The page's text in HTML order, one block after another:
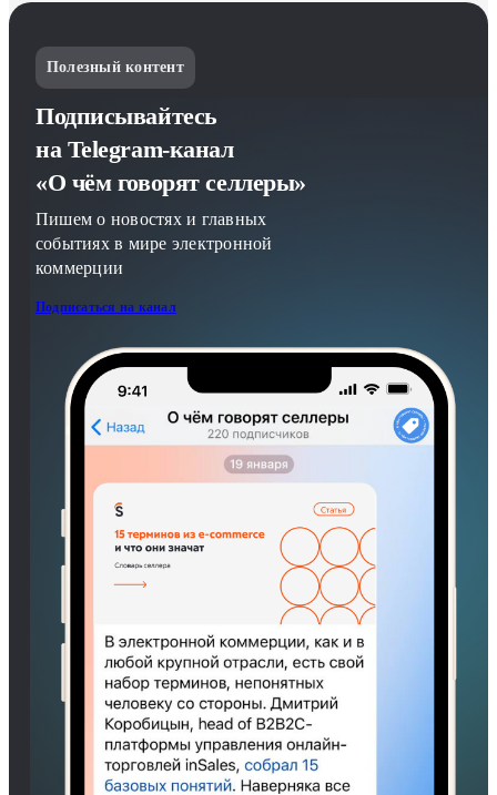
Полезный контент
Подписывайтесь
на Telegram-канал
«О чём говорят селлеры»
Пишем о новостях и главных
событиях в мире электронной
коммерции
Подписаться на канал